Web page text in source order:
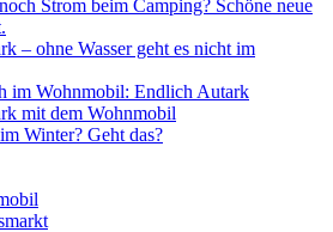
Strom beim Camping? Schöne neue
– ohne Wasser geht es nicht im
im Wohnmobil: Endlich Autark
mit dem Wohnmobil
Winter? Geht das?